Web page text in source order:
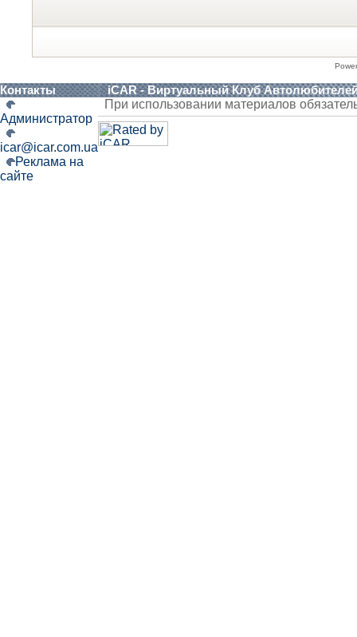
Контакты iCAR - Виртуальный Клуб
Администратор
icar@icar.com.ua
Реклама на
сайте
При использовании материалов